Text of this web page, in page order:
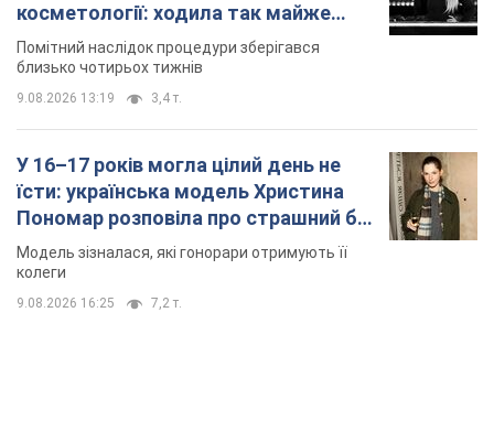
косметології: ходила так майже
місяць
Помітний наслідок процедури зберігався
близько чотирьох тижнів
9.08.2026 13:19 3,4 т.
У 16–17 років могла цілий день не
їсти: українська модель Христина
Пономар розповіла про страшний бік
модельної кар’єри
Модель зізналася, які гонорари отримують її
колеги
9.08.2026 16:25 7,2 т.